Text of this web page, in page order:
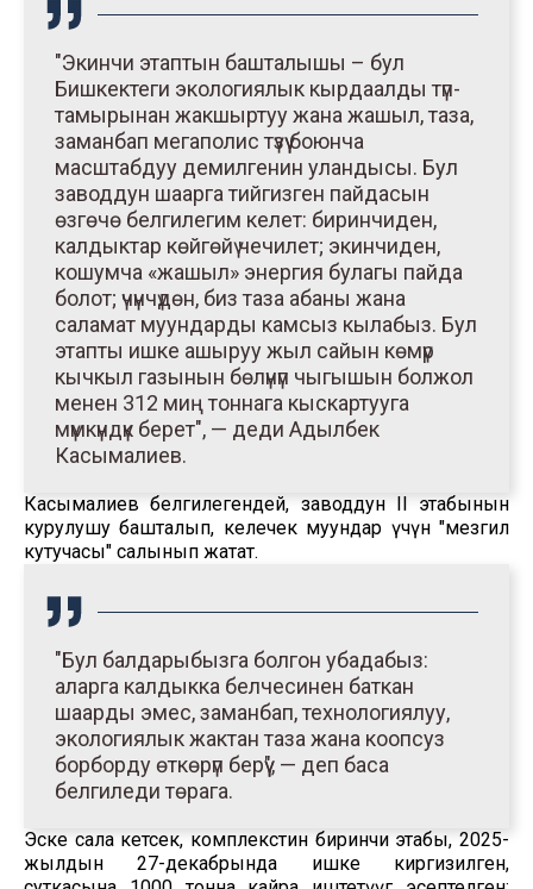
"Экинчи этаптын башталышы – бул
Бишкектеги экологиялык кырдаалды түп-
тамырынан жакшыртуу жана жашыл, таза,
заманбап мегаполис түзүү боюнча
масштабдуу демилгенин уландысы. Бул
заводдун шаарга тийгизген пайдасын
өзгөчө белгилегим келет: биринчиден,
калдыктар көйгөйү чечилет; экинчиден,
кошумча «жашыл» энергия булагы пайда
болот; үчүнчүдөн, биз таза абаны жана
саламат муундарды камсыз кылабыз. Бул
этапты ишке ашыруу жыл сайын көмүр
кычкыл газынын бөлүнүп чыгышын болжол
менен 312 миң тоннага кыскартууга
мүмкүндүк берет", — деди Адылбек
Касымалиев.
Касымалиев белгилегендей, заводдун II этабынын
курулушу башталып, келечек муундар үчүн "мезгил
кутучасы" салынып жатат.
"Бул балдарыбызга болгон убадабыз:
аларга калдыкка белчесинен баткан
шаарды эмес, заманбап, технологиялуу,
экологиялык жактан таза жана коопсуз
борборду өткөрүп берүү", — деп баса
белгиледи төрага.
Эске сала кетсек, комплекстин биринчи этабы, 2025-
жылдын 27-декабрында ишке киргизилген,